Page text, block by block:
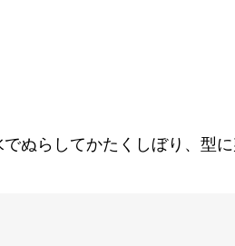
ぬらしてかたくしぼり、型に